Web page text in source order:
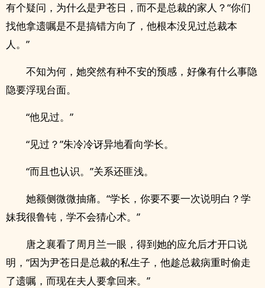
有个疑问，为什么是尹苍日，而不是总裁的家人？“你们
找他拿遗嘱是不是搞错方向了，他根本没见过总裁本
人。”
不知为何，她突然有种不安的预感，好像有什么事隐
隐要浮现台面。
“他见过。”
“见过？”朱冷冷讶异地看向学长。
“而且也认识。”关系还匪浅。
她额侧微微抽痛。“学长，你要不要一次说明白？学
妹我很鲁钝，学不会猜心术。”
唐之襄看了周月兰一眼，得到她的应允后才开口说
明，“因为尹苍日是总裁的私生子，他趁总裁病重时偷走
了遗嘱，而现在夫人要拿回来。”